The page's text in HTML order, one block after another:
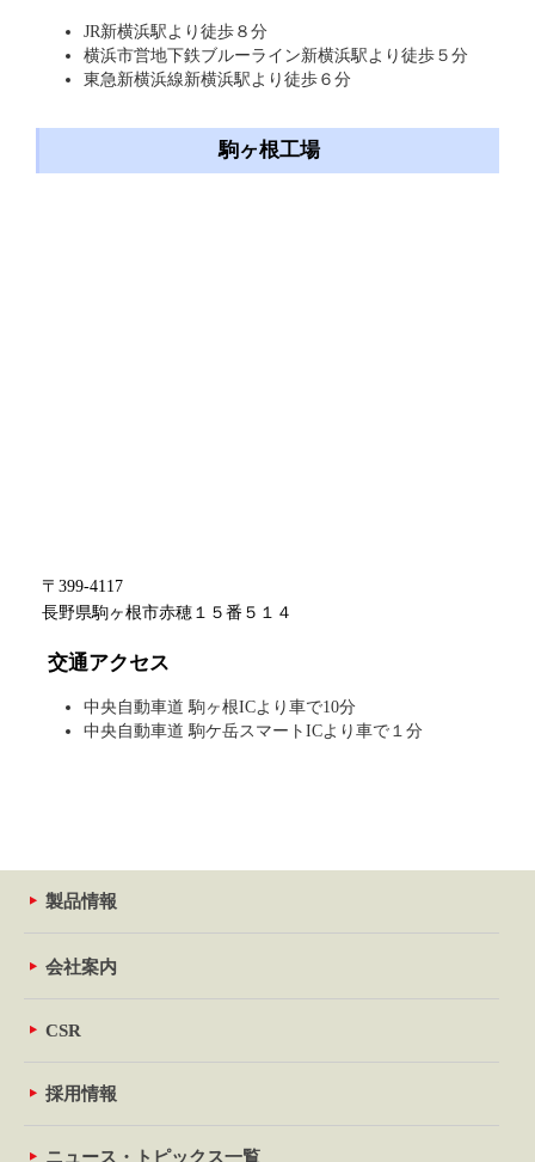
JR新横浜駅より徒歩８分
横浜市営地下鉄ブルーライン新横浜駅より徒歩５分
東急新横浜線新横浜駅より徒歩６分
駒ヶ根工場
〒399-4117
長野県駒ヶ根市赤穂１５番５１４
交通アクセス
中央自動車道 駒ヶ根ICより車で10分
中央自動車道 駒ケ岳スマートICより車で１分
製品情報
会社案内
CSR
採用情報
ニュース・トピックス一覧